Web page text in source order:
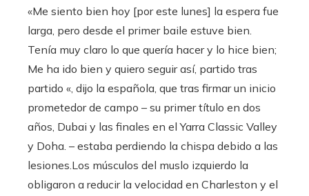
«Me siento bien hoy [por este lunes] la espera fue
larga, pero desde el primer baile estuve bien.
Tenía muy claro lo que quería hacer y lo hice bien;
Me ha ido bien y quiero seguir así, partido tras
partido «, dijo la española, que tras firmar un inicio
prometedor de campo – su primer título en dos
años, Dubai y las finales en el Yarra Classic Valley
y Doha. – estaba perdiendo la chispa debido a las
lesiones.Los músculos del muslo izquierdo la
obligaron a reducir la velocidad en Charleston y el